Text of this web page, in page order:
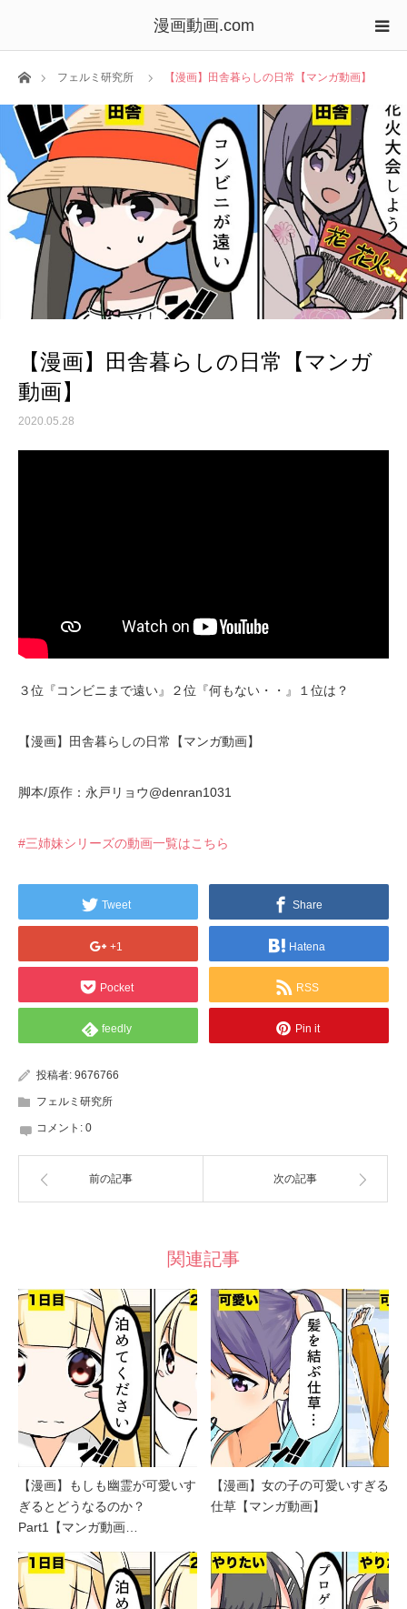
漫画動画.com
ホームフェルミ研究所 【漫画】田舎暮らしの日常【マンガ動画】
【漫画】田舎暮らしの日常【マンガ
動画】
2020.05.28
３位『コンビニまで遠い』２位『何もない・・』１位は？
【漫画】田舎暮らしの日常【マンガ動画】
脚本/原作：永戸リョウ@denran1031
#三姉妹シリーズの動画一覧はこちら
Tweet Share
+1 Hatena
Pocket RSS
feedly Pin it
投稿者: 9676766
フェルミ研究所
コメント: 0
前の記事 次の記事
関連記事
【漫画】もしも幽霊が可愛いす
ぎるとどうなるのか？
Part1【マンガ動画…
【漫画】女の子の可愛いすぎる
仕草【マンガ動画】